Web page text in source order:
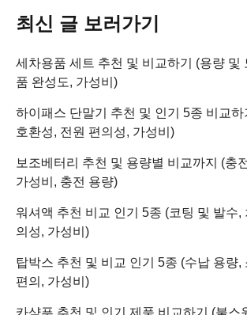
최신 글 보러가기
세차용품 세트 추천 및 비교하기 (용량 및
품 완성도, 가성비)
하이패스 단말기 추천 및 인기 5종 비교
호환성, 전원 편의성, 가성비)
보조베터리 추천 및 용량별 비교까지 (충
가성비, 충전 용량)
워셔액 추천 비교 인기 5종 (코팅 및 발수,
의성, 가성비)
탑박스 추천 및 비교 인기 5종 (수납 용량,
편의, 가성비)